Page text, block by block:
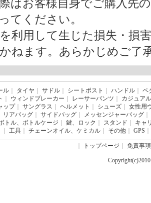
はお客様自身でご購入先
てください。
利用して生じた損失・損
ねます。あらかじめご了
ル タイヤ サドル シートポスト ハンドル
ペ
ウィンドブレーカー レーサーパンツ
カジュア
ップ｜ サングラス ヘルメット シューズ
女性用
リアバッグ サイドバッグ メッセンジャーバッグ
トル、ボトルケージ 鍵、ロック スタンド
キャ
工具 チェーンオイル、ケミカル その他 GPS
トップページ 免責事項